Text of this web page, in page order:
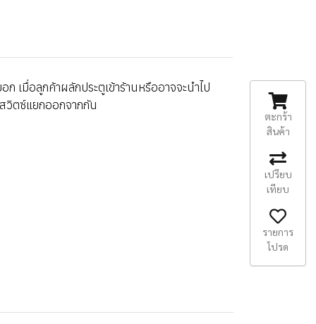
เมื่อลูกค้าผลักประตูเข้าร้านหรืออาจจะนำไป
วิตซ์แยกออกจากกัน
ตะกร้า
สินค้า
เปรียบ
เทียบ
รายการ
โปรด